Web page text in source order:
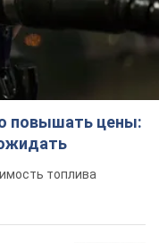
повышать цены:
топлива